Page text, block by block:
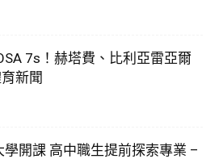
7s！赫塔費、比利亞雷亞爾
新聞
開課 高中職生提前探索專業 –